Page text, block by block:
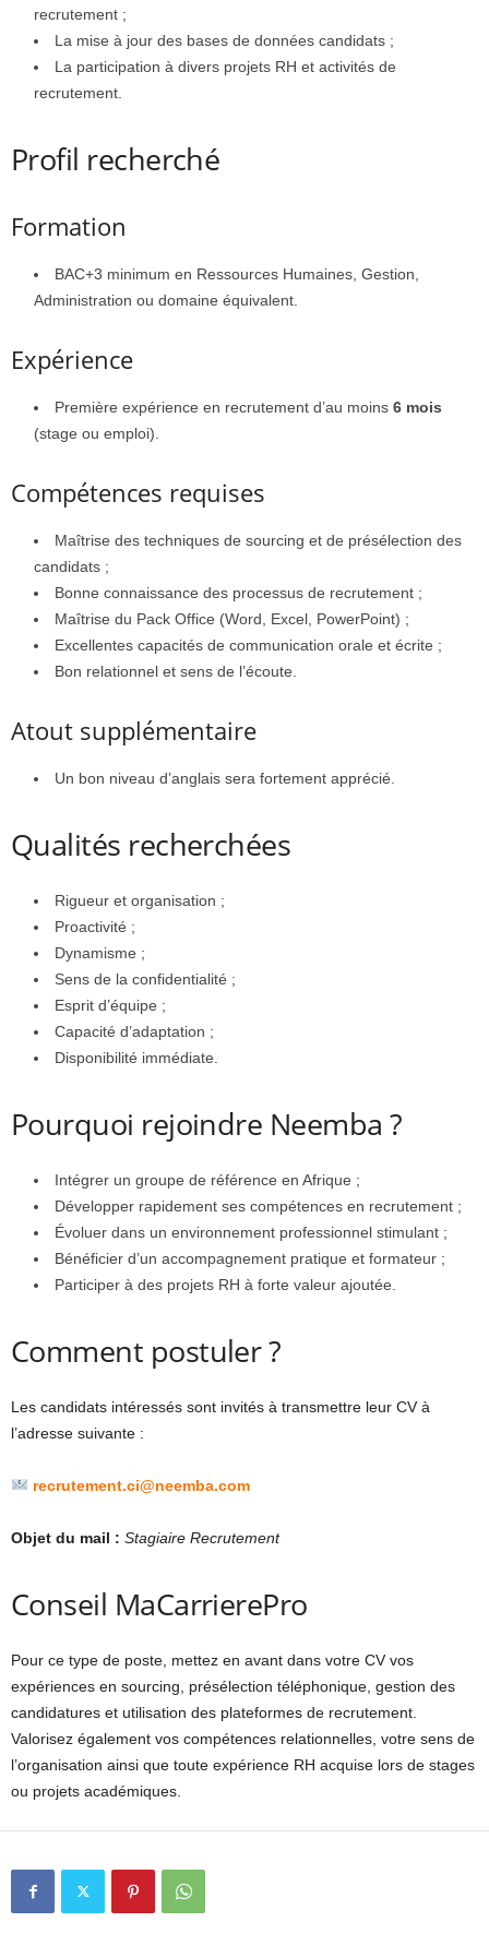
recrutement ;
La mise à jour des bases de données candidats ;
La participation à divers projets RH et activités de
recrutement.
Profil recherché
Formation
BAC+3 minimum en Ressources Humaines, Gestion,
Administration ou domaine équivalent.
Expérience
Première expérience en recrutement d’au moins 6 mois
(stage ou emploi).
Compétences requises
Maîtrise des techniques de sourcing et de présélection des
candidats ;
Bonne connaissance des processus de recrutement ;
Maîtrise du Pack Office (Word, Excel, PowerPoint) ;
Excellentes capacités de communication orale et écrite ;
Bon relationnel et sens de l’écoute.
Atout supplémentaire
Un bon niveau d’anglais sera fortement apprécié.
Qualités recherchées
Rigueur et organisation ;
Proactivité ;
Dynamisme ;
Sens de la confidentialité ;
Esprit d’équipe ;
Capacité d’adaptation ;
Disponibilité immédiate.
Pourquoi rejoindre Neemba ?
Intégrer un groupe de référence en Afrique ;
Développer rapidement ses compétences en recrutement ;
Évoluer dans un environnement professionnel stimulant ;
Bénéficier d’un accompagnement pratique et formateur ;
Participer à des projets RH à forte valeur ajoutée.
Comment postuler ?
Les candidats intéressés sont invités à transmettre leur CV à
l’adresse suivante :
recrutement.ci@neemba.com
Objet du mail : Stagiaire Recrutement
Conseil MaCarrierePro
Pour ce type de poste, mettez en avant dans votre CV vos
expériences en sourcing, présélection téléphonique, gestion des
candidatures et utilisation des plateformes de recrutement.
Valorisez également vos compétences relationnelles, votre sens de
l’organisation ainsi que toute expérience RH acquise lors de stages
ou projets académiques.